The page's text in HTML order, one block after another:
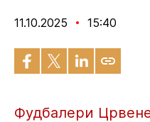
11.10.2025 15:40
Фудбалери